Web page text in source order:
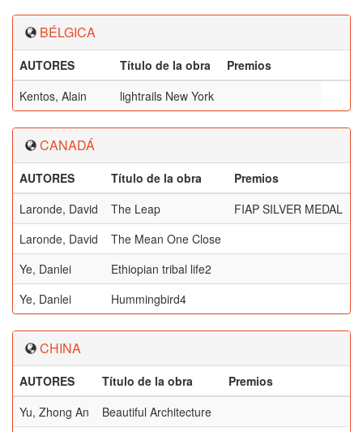
BÉLGICA
AUTORES Título de la obra
Premios
Kentos, Alain
lightrails New York
CANADÁ
AUTORES Título de la obra
Premios
Laronde, David
The Leap
FIAP SILVER MEDAL
Laronde, David
The Mean One Close
Ye, Danlei
Ethiopian tribal life2
Ye, Danlei
Hummingbird4
CHINA
AUTORES Título de la obra
Premios
Yu, Zhong An
Beautiful Architecture